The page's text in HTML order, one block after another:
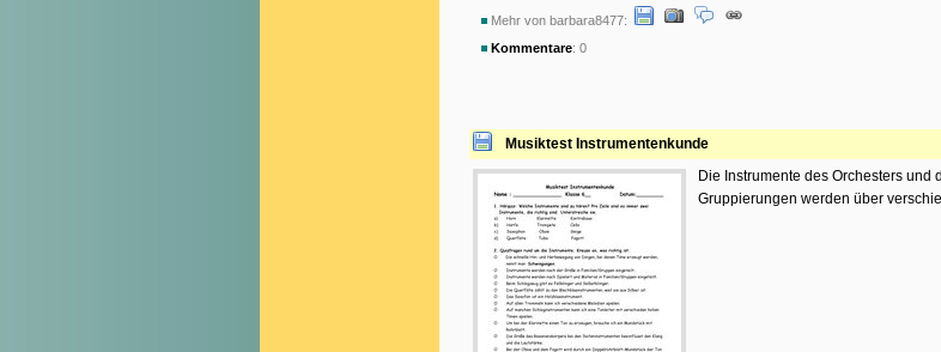
Mehr von barbara8477:
Kommentare: 0
Musiktest Instrumentenkunde
Die Instrumente des Orchesters und
Gruppierungen werden über